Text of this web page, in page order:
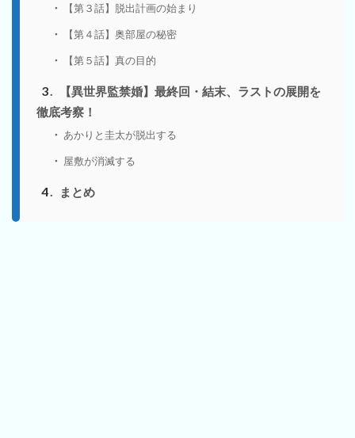
【第３話】脱出計画の始まり
【第４話】奥部屋の秘密
【第５話】真の目的
3
【異世界監禁婚】最終回・結末、ラストの展開を
徹底考察！
あかりと圭太が脱出する
屋敷が消滅する
4 まとめ